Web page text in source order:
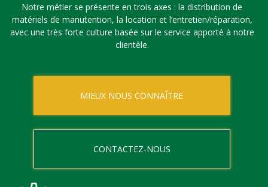
Notre métier se présente en trois axes : la distribution de
matériels de manutention, la location et l’entretien/réparation,
avec une très forte culture basée sur le service apporté à notre
clientèle.
MIEUX NOUS CONNAÎTRE
CONTACTEZ-NOUS